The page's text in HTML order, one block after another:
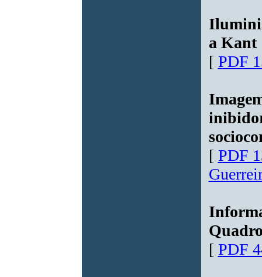
a Kant
[ PDF
[ PDF
[ PDF